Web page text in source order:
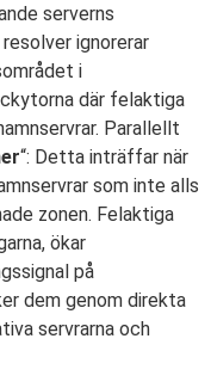
serverns
ignorerar
i
där felaktiga
Parallellt
“: Detta inträffar när
som inte alls
zonen. Felaktiga
ökar
på
dem genom direkta
servrarna och